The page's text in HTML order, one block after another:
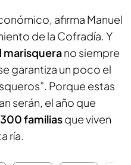
afirma Manuel
de la Cofradía. Y
marisquerano siempre
garantiza un poco el
Porque estas
serán, el año que
familiasque viven
ría.